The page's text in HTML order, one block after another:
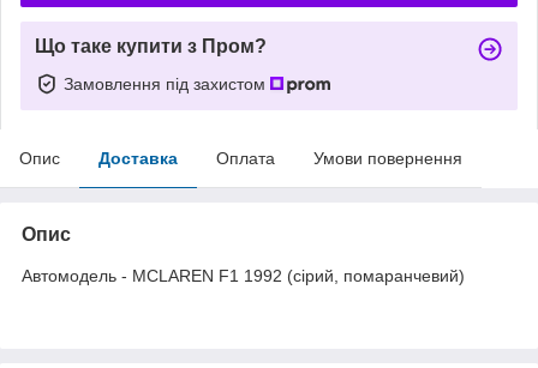
Що таке купити з Пром?
Замовлення під захистом
Опис Доставка Оплата Умови повернення
Опис
Автомодель - MCLAREN F1 1992 (сірий, помаранчевий)